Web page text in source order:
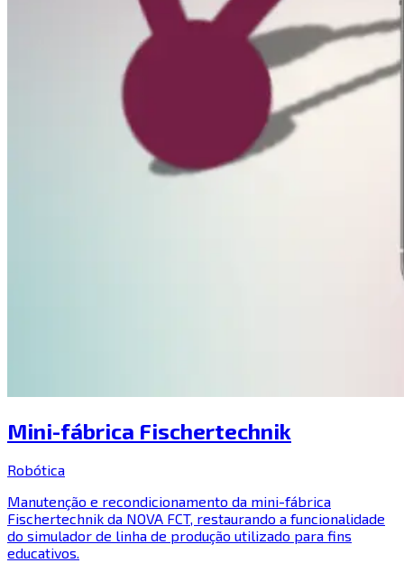
Mini-fábrica Fischertechnik
Robótica
Manutenção e recondicionamento da mini-fábrica
Fischertechnik da NOVA FCT, restaurando a funcionalidade
do simulador de linha de produção utilizado para fins
educativos.